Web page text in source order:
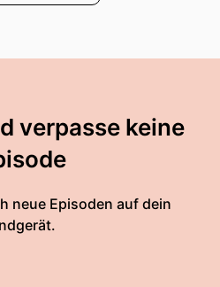
verpasse keine
neue Episoden auf dein